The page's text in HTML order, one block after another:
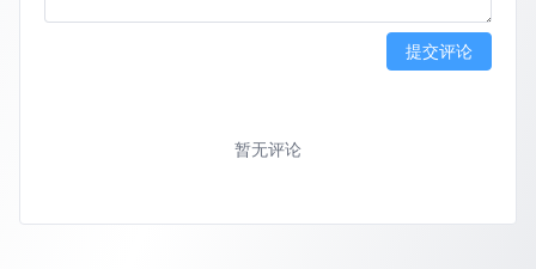
提交评论
暂无评论